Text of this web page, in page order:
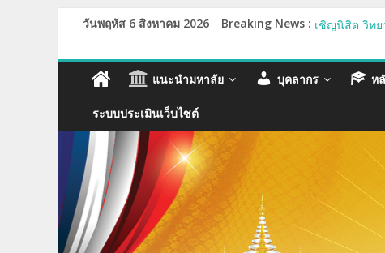
วันพฤหัส 6 สิงหาคม 2026 Breaking News : รายชื่อผู้มีสิท
เชิญนิสิต วิท
ขอเชิญบุคลา
กำหนดปฐมนิ
แนะนำมหาลัย บุคลากร ห
ระบบประเมินเว็บไซต์